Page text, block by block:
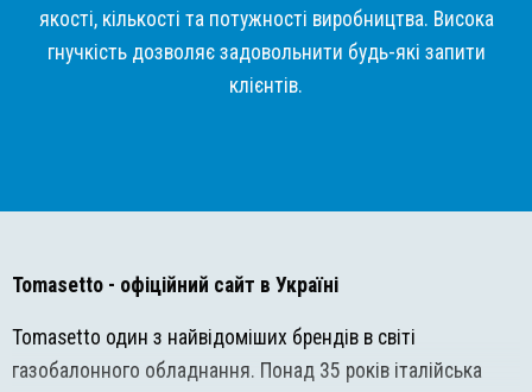
якості, кількості та потужності виробництва. Висока
гнучкість дозволяє задовольнити будь-які запити
клієнтів.
Tomasetto - офіційний сайт в Україні
Tomasetto один з найвідоміших брендів в світі
газобалонного обладнання. Понад 35 років італійська